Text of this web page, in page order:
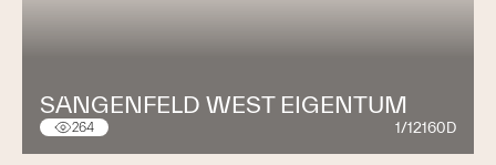
SANGENFELD WEST EIGENTUM
264 1/12160D